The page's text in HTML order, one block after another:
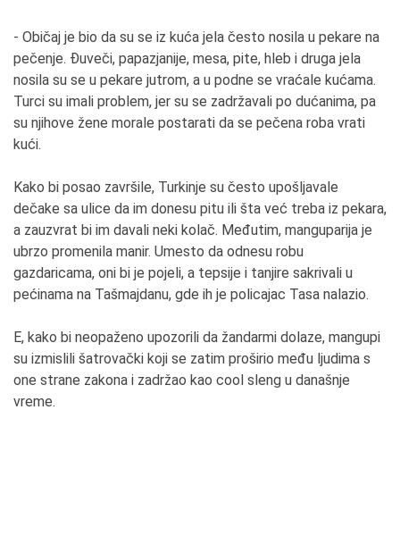
- Običaj je bio da su se iz kuća jela često nosila u pekare na
pečenje. Đuveči, papazjanije, mesa, pite, hleb i druga jela
nosila su se u pekare jutrom, a u podne se vraćale kućama.
Turci su imali problem, jer su se zadržavali po dućanima, pa
su njihove žene morale postarati da se pečena roba vrati
kući.
Kako bi posao završile, Turkinje su često upošljavale
dečake sa ulice da im donesu pitu ili šta već treba iz pekara,
a zauzvrat bi im davali neki kolač. Međutim, manguparija je
ubrzo promenila manir. Umesto da odnesu robu
gazdaricama, oni bi je pojeli, a tepsije i tanjire sakrivali u
pećinama na Tašmajdanu, gde ih je policajac Tasa nalazio.
E, kako bi neopaženo upozorili da žandarmi dolaze, mangupi
su izmislili šatrovački koji se zatim proširio među ljudima s
one strane zakona i zadržao kao cool sleng u današnje
vreme.